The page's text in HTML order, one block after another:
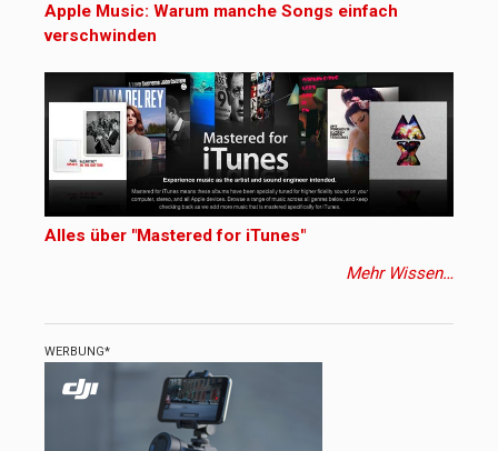
Apple Music: Warum manche Songs einfach
verschwinden
Alles über "Mastered for iTunes"
Mehr Wissen…
WERBUNG*